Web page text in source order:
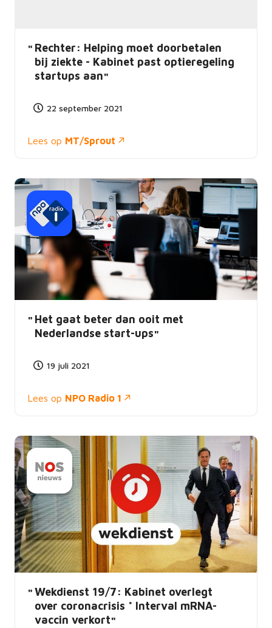
Rechter: Helping moet doorbetalen
bij ziekte - Kabinet past optieregeling
startups aan
22 september 2021
Lees op MT/Sprout
Het gaat beter dan ooit met
Nederlandse start-ups
19 juli 2021
Lees op NPO Radio 1
Wekdienst 19/7: Kabinet overlegt
over coronacrisis * Interval mRNA-
vaccin verkort